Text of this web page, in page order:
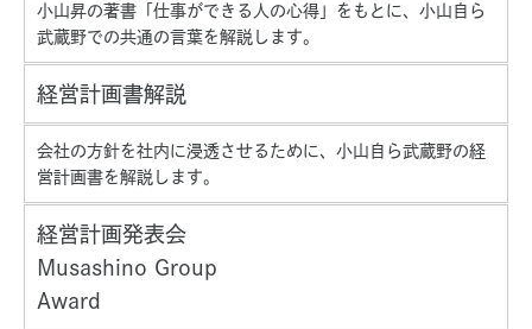
小山昇の著書「仕事ができる人の心得」をもとに、小山自ら
武蔵野での共通の言葉を解説します。
経営計画書解説
会社の方針を社内に浸透させるために、小山自ら武蔵野の経
営計画書を解説します。
経営計画発表会
Musashino Group
Award